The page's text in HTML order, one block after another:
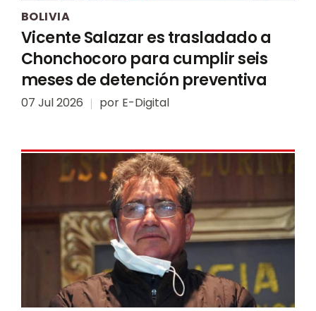
BOLIVIA
Vicente Salazar es trasladado a
Chonchocoro para cumplir seis
meses de detención preventiva
07 Jul 2026 por E-Digital